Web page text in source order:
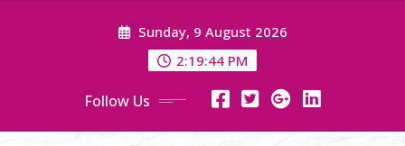
Sunday, 9 August 2026
2:19:44 PM
Follow Us